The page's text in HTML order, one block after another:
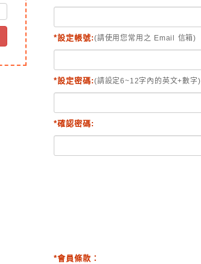
*設定帳號:(請使用您常用之 Email 信箱)
*設定密碼:(請設定6~12字內的英文+數字)
*確認密碼:
*會員條款：